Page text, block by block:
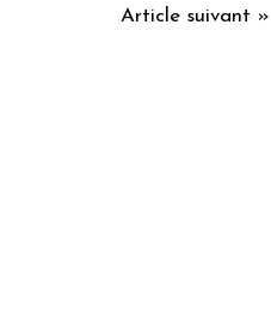
Article suivant »